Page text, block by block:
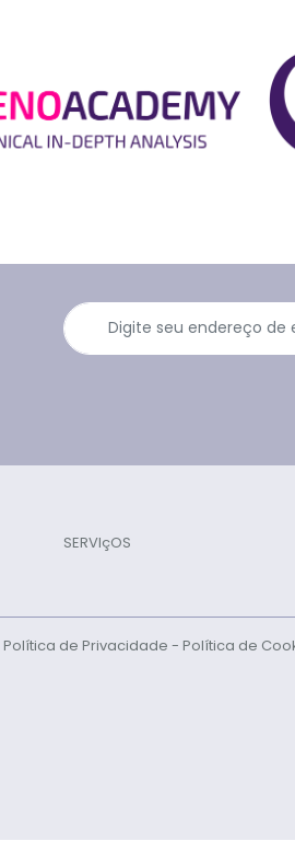
SERVIçOS
Política de Privacidade - Política de